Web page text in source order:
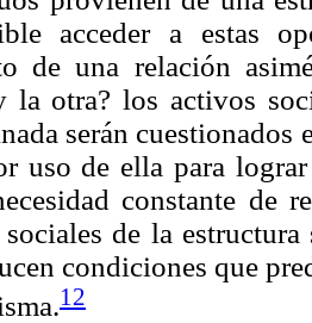
acceder a estas
de una relación
la otra? los activos
serán
uso de ella para
constante de
sociales de la
condiciones que
12